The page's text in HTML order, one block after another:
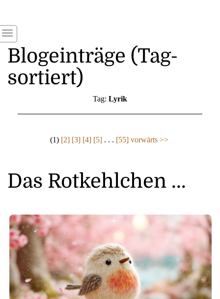
Blogeinträge (Tag-
sortiert)
Tag: Lyrik
(1) [2] [3] [4] [5] . . . [55] vorwärts >>
Das Rotkehlchen ...